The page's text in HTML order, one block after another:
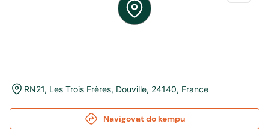
RN21, Les Trois Frères, Douville, 24140, France
Navigovat do kempu